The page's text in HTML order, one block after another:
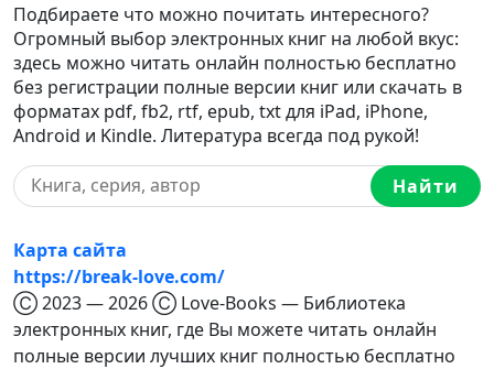
Подбираете что можно почитать интересного?
Огромный выбор электронных книг на любой вкус:
здесь можно читать онлайн полностью бесплатно
без регистрации полные версии книг или скачать в
форматах pdf, fb2, rtf, epub, txt для iPad, iPhone,
Android и Kindle. Литература всегда под рукой!
Найти
Карта сайта
https://break-love.com/
Ⓒ 2023 — 2026 Ⓒ Love-Books — Библиотека
электронных книг, где Вы можете читать онлайн
полные версии лучших книг полностью бесплатно